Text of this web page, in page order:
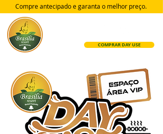
COMPRAR DAY USE
Compre antecipado e garanta o melhor preço.